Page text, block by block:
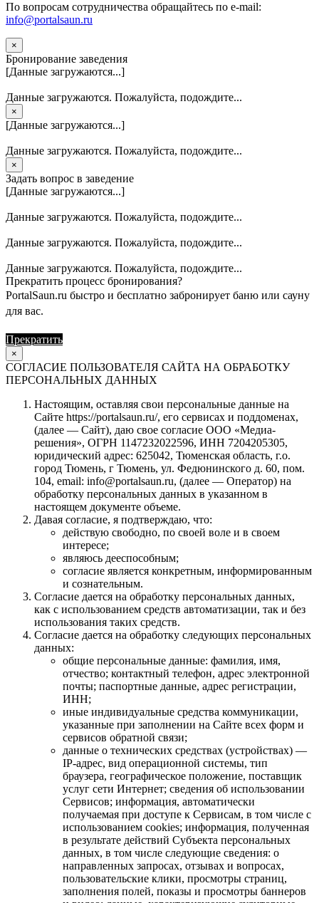
По вопросам сотрудничества обращайтесь по e-mail:
info@portalsaun.ru
×
Бронирование заведения
[Данные загружаются...]
Данные загружаются. Пожалуйста, подождите...
×
[Данные загружаются...]
Данные загружаются. Пожалуйста, подождите...
×
Задать вопрос в заведение
[Данные загружаются...]
Данные загружаются. Пожалуйста, подождите...
Данные загружаются. Пожалуйста, подождите...
Данные загружаются. Пожалуйста, подождите...
Прекратить процесс бронирования?
PortalSaun.ru быстро и бесплатно забронирует баню или сауну
для вас.
Прекратить
×
СОГЛАСИЕ ПОЛЬЗОВАТЕЛЯ САЙТА НА ОБРАБОТКУ
ПЕРСОНАЛЬНЫХ ДАННЫХ
Настоящим, оставляя свои персональные данные на
Сайте https://portalsaun.ru/, его сервисах и поддоменах,
(далее — Сайт), даю свое согласие ООО «Медиа-
решения», ОГРН 1147232022596, ИНН 7204205305,
юридический адрес: 625042, Тюменская область, г.о.
город Тюмень, г Тюмень, ул. Федюнинского д. 60, пом.
104, email: info@portalsaun.ru, (далее — Оператор) на
обработку персональных данных в указанном в
настоящем документе объеме.
Давая согласие, я подтверждаю, что:
действую свободно, по своей воле и в своем
интересе;
являюсь дееспособным;
согласие является конкретным, информированным
и сознательным.
Согласие дается на обработку персональных данных,
как с использованием средств автоматизации, так и без
использования таких средств.
Согласие дается на обработку следующих персональных
данных:
общие персональные данные: фамилия, имя,
отчество; контактный телефон, адрес электронной
почты; паспортные данные, адрес регистрации,
ИНН;
иные индивидуальные средства коммуникации,
указанные при заполнении на Сайте всех форм и
сервисов обратной связи;
данные о технических средствах (устройствах) —
IP-адрес, вид операционной системы, тип
браузера, географическое положение, поставщик
услуг сети Интернет; сведения об использовании
Сервисов; информация, автоматически
получаемая при доступе к Сервисам, в том числе с
использованием cookies; информация, полученная
в результате действий Субъекта персональных
данных, в том числе следующие сведения: о
направленных запросах, отзывах и вопросах,
пользовательские клики, просмотры страниц,
заполнения полей, показы и просмотры баннеров